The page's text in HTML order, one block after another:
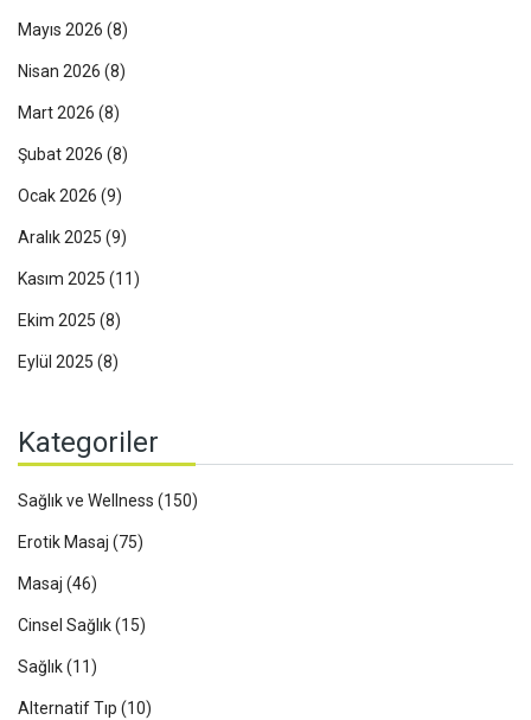
Mayıs 2026 (8)
Nisan 2026 (8)
Mart 2026 (8)
Şubat 2026 (8)
Ocak 2026 (9)
Aralık 2025 (9)
Kasım 2025 (11)
Ekim 2025 (8)
Eylül 2025 (8)
Kategoriler
Sağlık ve Wellness (150)
Erotik Masaj (75)
Masaj (46)
Cinsel Sağlık(15)
Sağlık(11)
Alternatif Tıp (10)